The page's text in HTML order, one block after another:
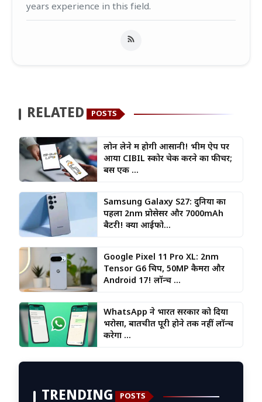
years experience in this field.
RELATED POSTS
लोन लेने में होगी आसानी! भीम ऐप पर
आया CIBIL स्कोर चेक करने का फीचर;
बस एक ...
Samsung Galaxy S27: दुनिया का
पहला 2nm प्रोसेसर और 7000mAh
बैटरी! क्या आईफो...
Google Pixel 11 Pro XL: 2nm
Tensor G6 चिप, 50MP कैमरा और
Android 17! लॉन्च ...
WhatsApp ने भारत सरकार को दिया
भरोसा, बातचीत पूरी होने तक नहीं लॉन्च
करेगा ...
TRENDING POSTS